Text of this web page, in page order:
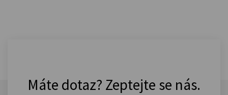
Máte dotaz? Zeptejte se nás.